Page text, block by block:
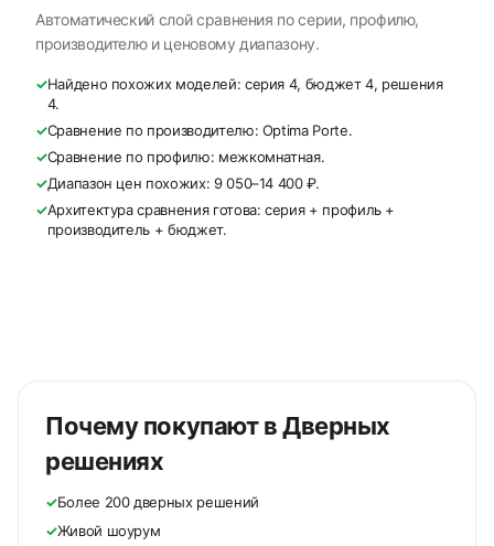
Автоматический слой сравнения по серии, профилю,
производителю и ценовому диапазону.
✓Найдено похожих моделей: серия 4, бюджет 4, решения
4.
✓Сравнение по производителю: Optima Porte.
✓Сравнение по профилю: межкомнатная.
✓Диапазон цен похожих: 9 050–14 400 ₽.
✓Архитектура сравнения готова: серия + профиль +
производитель + бюджет.
Почему покупают в Дверных
решениях
✓Более 200 дверных решений
✓Живой шоурум